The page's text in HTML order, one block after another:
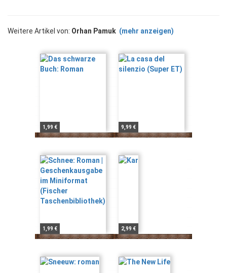
Weitere Artikel von: Orhan Pamuk (mehr anzeigen)
1,99 € 9,99 €
1,99 € 2,99 €